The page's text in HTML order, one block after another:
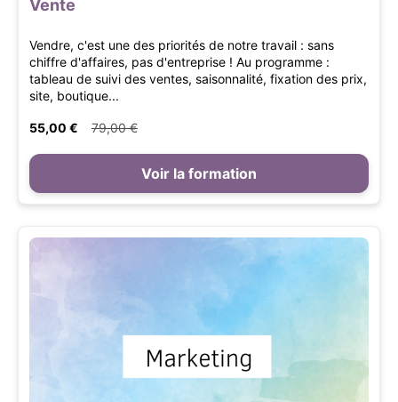
Vente
Vendre, c'est une des priorités de notre travail : sans
chiffre d'affaires, pas d'entreprise ! Au programme :
tableau de suivi des ventes, saisonnalité, fixation des prix,
site, boutique...
55,00 € 79,00 €
Voir la formation